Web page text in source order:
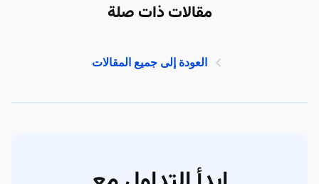
مقالات ذات صلة
العودة إلى جميع المقالات